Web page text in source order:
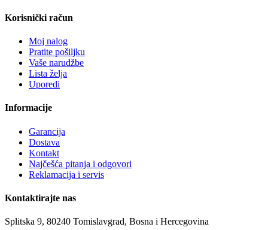
Korisnički račun
Moj nalog
Pratite pošiljku
Vaše narudžbe
Lista želja
Uporedi
Informacije
Garancija
Dostava
Kontakt
Najčešća pitanja i odgovori
Reklamacija i servis
Kontaktirajte nas
Splitska 9, 80240 Tomislavgrad, Bosna i Hercegovina